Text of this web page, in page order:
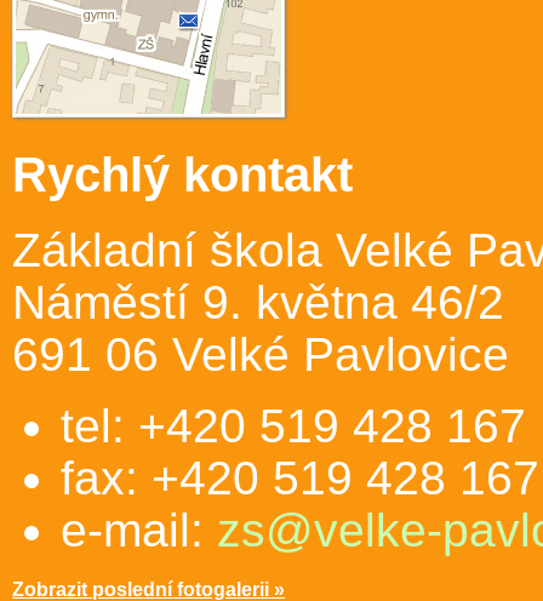
Rychlý kontakt
Základní škola Velké
Náměstí 9. května 46/2
691 06 Velké Pavlovice
tel: +420 519 428 167
fax: +420 519 428 167
e-mail: zs@velke-
Zobrazit poslední fotogalerii »